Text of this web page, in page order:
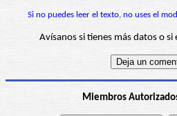
Si no puedes leer el texto, no uses el
Avísanos si tienes más datos o
Miembros